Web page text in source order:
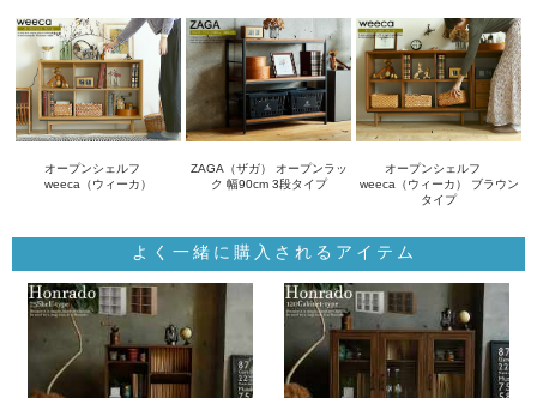
オープンシェルフ
weeca（ウィーカ）
ZAGA（ザガ） オープンラッ
ク 幅90cm 3段タイプ
オープンシェルフ
weeca（ウィーカ） ブラウン
タイプ
よく一緒に購入されるアイテム